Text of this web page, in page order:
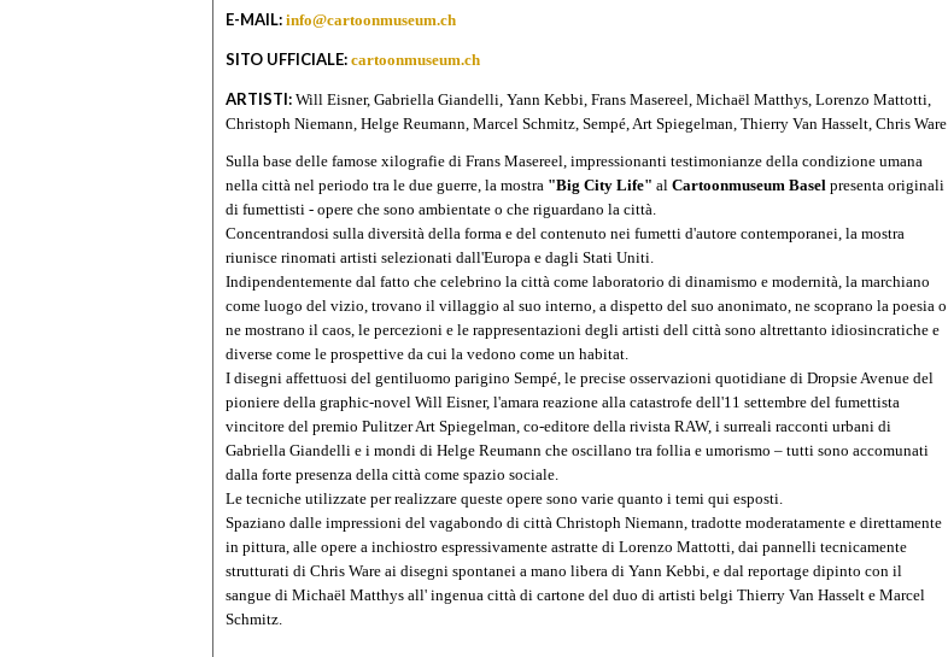
E-MAIL: info@cartoonmuseum.ch
SITO UFFICIALE: cartoonmuseum.ch
ARTISTI: Will Eisner, Gabriella Giandelli, Yann Kebbi, Frans Masereel, Michaël Matthys, Lorenzo Mattotti,
Christoph Niemann, Helge Reumann, Marcel Schmitz, Sempé, Art Spiegelman, Thierry Van Hasselt, Chris Ware
Sulla base delle famose xilografie di Frans Masereel, impressionanti testimonianze della condizione umana
nella città nel periodo tra le due guerre, la mostra "Big City Life" al Cartoonmuseum Basel presenta originali
di fumettisti - opere che sono ambientate o che riguardano la città.
Concentrandosi sulla diversità della forma e del contenuto nei fumetti d'autore contemporanei, la mostra
riunisce rinomati artisti selezionati dall'Europa e dagli Stati Uniti.
Indipendentemente dal fatto che celebrino la città come laboratorio di dinamismo e modernità, la marchiano
come luogo del vizio, trovano il villaggio al suo interno, a dispetto del suo anonimato, ne scoprano la poesia o
ne mostrano il caos, le percezioni e le rappresentazioni degli artisti dell città sono altrettanto idiosincratiche e
diverse come le prospettive da cui la vedono come un habitat.
I disegni affettuosi del gentiluomo parigino Sempé, le precise osservazioni quotidiane di Dropsie Avenue del
pioniere della graphic-novel Will Eisner, l'amara reazione alla catastrofe dell'11 settembre del fumettista
vincitore del premio Pulitzer Art Spiegelman, co-editore della rivista RAW, i surreali racconti urbani di
Gabriella Giandelli e i mondi di Helge Reumann che oscillano tra follia e umorismo – tutti sono accomunati
dalla forte presenza della città come spazio sociale.
Le tecniche utilizzate per realizzare queste opere sono varie quanto i temi qui esposti.
Spaziano dalle impressioni del vagabondo di città Christoph Niemann, tradotte moderatamente e direttamente
in pittura, alle opere a inchiostro espressivamente astratte di Lorenzo Mattotti, dai pannelli tecnicamente
strutturati di Chris Ware ai disegni spontanei a mano libera di Yann Kebbi, e dal reportage dipinto con il
sangue di Michaël Matthys all' ingenua città di cartone del duo di artisti belgi Thierry Van Hasselt e Marcel
Schmitz.